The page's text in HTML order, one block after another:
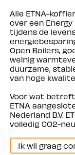
Alle ETNA-
over een
tijdens de
Open Boilers,
weinig
duurzame,
van hoge
Voor wat
ETNA
Nederland B.V.
volledig CO2-
Ik wil graag